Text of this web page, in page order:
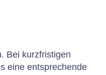
Bei kurzfristigen
eine entsprechende